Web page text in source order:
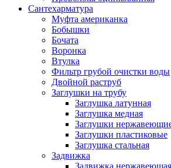
Сантехарматура
Муфта американка
Бобышки
Бочата
Воронка
Втулка
Фильтр грубой очистки воды
Двойной раструб
Заглушки на трубу
Заглушка латунная
Заглушка медная
Заглушки
Заглушки пластиковые
Заглушка стальная
Задвижка
Задвижка нержавеющая